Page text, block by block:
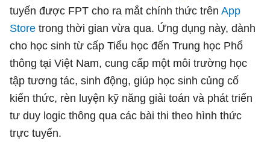
tuyến được FPT cho ra mắt chính thức trên App
Store trong thời gian vừa qua. Ứng dụng này, dành
cho học sinh từ cấp Tiểu học đến Trung học Phổ
thông tại Việt Nam, cung cấp một môi trường học
tập tương tác, sinh động, giúp học sinh củng cố
kiến thức, rèn luyện kỹ năng giải toán và phát triển
tư duy logic thông qua các bài thi theo hình thức
trực tuyến.